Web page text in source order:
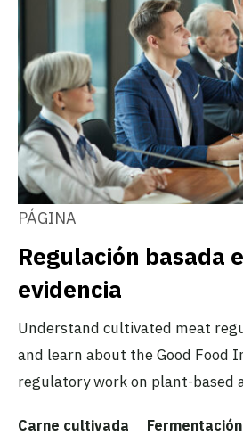
PÁGINA
Regulación basada
evidencia
Understand cultivated meat
and learn about the Good Food
regulatory work on plant-based
Carne cultivada
Fermentación